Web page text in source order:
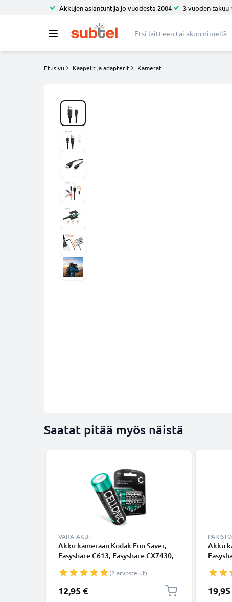
Akkujen asiantuntija jo vuodesta 2004 3 vuoden takuu
Etusivu Kaapelit ja adapterit Kamerat
Saatat pitää myös näistä
VARA-AKUT
Akku kameraan Kodak Fun Saver,
Easyshare C613, Easyshare CX7430,
(2600mAh, 1.2V) tuotemerkiltä
subtel
(2 arvostelut)
12,95 €
Akku
AA
subtel